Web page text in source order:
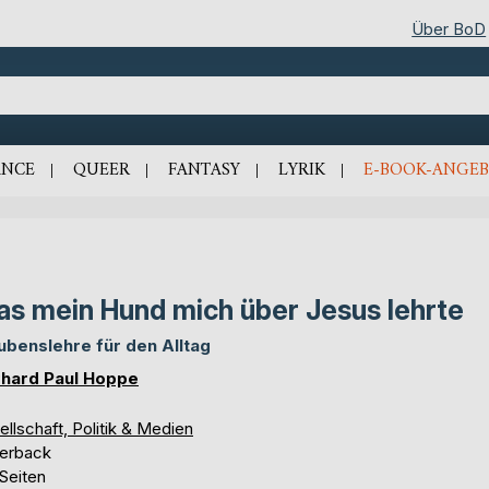
Über BoD
QUEER FANTASY LYRIK E-BOOK-
mein Hund mich über Jesus lehrte
für den Alltag
Paul Hoppe
Politik & Medien